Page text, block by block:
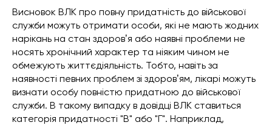
Висновок ВЛК про повну придатність до військової
служби можуть отримати особи, які не мають жодних
нарікань на стан здоровʼя або наявні проблеми не
носять хронічний характер та ніяким чином не
обмежують життєдіяльність. Тобто, навіть за
наявності певних проблем зі здоровʼям, лікарі можуть
визнати особу повністю придатною до військової
служби. В такому випадку в довідці ВЛК ставиться
категорія придатності "В" або "Г". Наприклад,